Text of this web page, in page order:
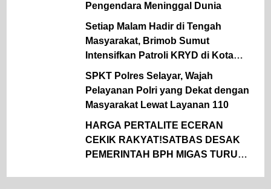
Pengendara Meninggal Dunia
Setiap Malam Hadir di Tengah
Masyarakat, Brimob Sumut
Intensifkan Patroli KRYD di Kota
Medan
SPKT Polres Selayar, Wajah
Pelayanan Polri yang Dekat dengan
Masyarakat Lewat Layanan 110
HARGA PERTALITE ECERAN
CEKIK RAKYAT!SATBAS DESAK
PEMERINTAH BPH MIGAS TURUN